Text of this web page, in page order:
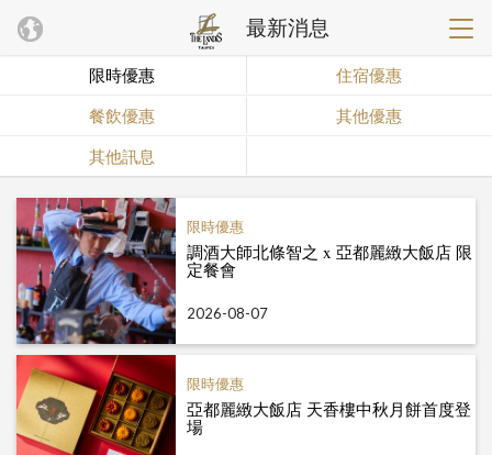
最新消息
限時優惠 住宿優惠
餐飲優惠 其他優惠
其他訊息
限時優惠
調酒大師北條智之 x 亞都麗緻大飯店 限
定餐會
2026-08-07
限時優惠
亞都麗緻大飯店 天香樓中秋月餅首度登
場